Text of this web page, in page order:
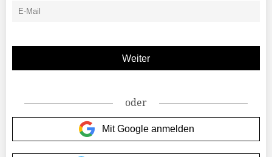
oder
Mit Google anmelden